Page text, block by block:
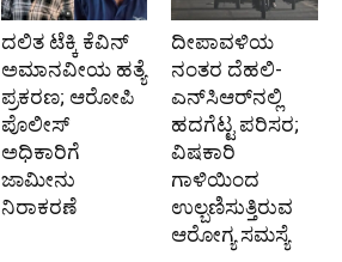
ದಲಿತ ಟೆಕ್ಕಿ ಕೆವಿನ್
ಅಮಾನವೀಯ ಹತ್ಯೆ
ಪ್ರಕರಣ; ಆರೋಪಿ
ಪೊಲೀಸ್‌
ಅಧಿಕಾರಿಗೆ
ಜಾಮೀನು
ನಿರಾಕರಣೆ
ದೀಪಾವಳಿಯ
ನಂತರ ದೆಹಲಿ-
ಎನ್‌ಸಿಆರ್‌ನಲ್ಲಿ
ಹದಗೆಟ್ಟ ಪರಿಸರ;
ವಿಷಕಾರಿ
ಗಾಳಿಯಿಂದ
ಉಲ್ಬಣಿಸುತ್ತಿರುವ
ಆರೋಗ್ಯ ಸಮಸ್ಯೆ